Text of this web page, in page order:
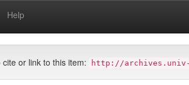
Help
or link to this item: http://archives.univ-